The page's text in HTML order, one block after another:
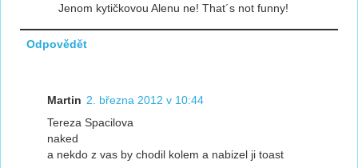
Jenom kytičkovou Alenu ne! That´s not funny!
Odpovědět
Martin 2. března 2012 v 10:44
Tereza Spacilova
naked
a nekdo z vas by chodil kolem a nabizel ji toast